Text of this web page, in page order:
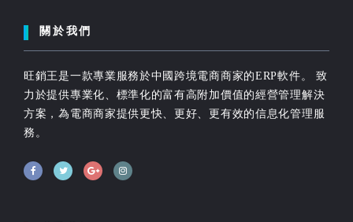
關於我們
旺銷王是一款專業服務於中國跨境電商商家的ERP軟件。 致
力於提供專業化、標準化的富有高附加價值的經營管理解決
方案，為電商商家提供更快、更好、更有效的信息化管理服
務。